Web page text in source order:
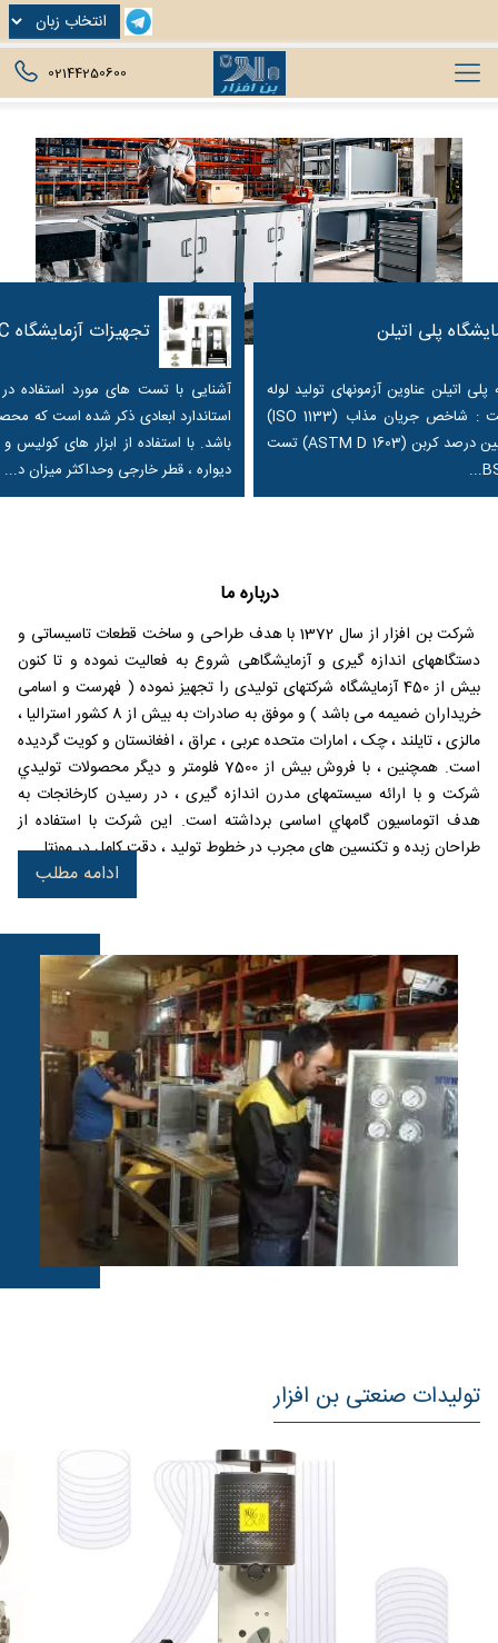
02144250600
پلی اتیلن
اتیلن عناوین آزمونهای تولید لوله
پلی اتیلن به شرح ذیل است : شاخص جريان مذاب (ISO 1133)
تعيين چگالي(ISO 1183) تعيين درصد کربن (ASTM D 1603) تست
تجهیزات آزمایشگاه PVC
استاندارد ابعادی ذکر شده است که
باشد. با استفاده از ابزار های
دیواره ، قطر خارجی وحداکثر میزان د...
درباره ما
شركت بن افزار از سال 1372 با هدف طراحی و ساخت قطعات تاسيساتی و
دستگاههای اندازه گيری و آزمايشگاهی شروع به فعاليت نموده و تا كنون
بيش از 450 آزمايشگاه شركتهای توليدی را تجهيز نموده ( فهرست و اسامی
خریداران ضمیمه می باشد ) و موفق به صادرات به بیش از 8 کشور استرالیا ،
مالزی ، تایلند ، چک ، امارات متحده عربی ، عراق ، افغانستان و کویت گردیده
است. همچنین ، با فروش بيش از 7500 فلومتر و ديگر محصولات توليدي
شركت و با ارائه سيستمهای مدرن اندازه گيری ، در رسيدن كارخانجات به
هدف اتوماسيون گامهاي اساسی برداشته است. این شركت با استفاده از
طراحان زبده و تكنسين های مجرب در خطوط توليد ، دقت كامل در مونتا...
ادامه مطلب
تولیدات صنعتی بن افزار